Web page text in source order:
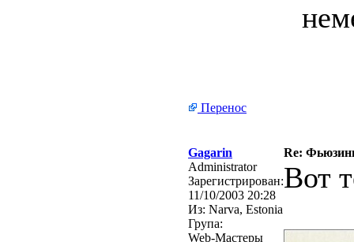
Перенос
Gagarin
Re:
Administrator
Зарегистрирован:
11/10/2003 20:28
Из: Narva, Estonia
Група:
Web-Мастеры
Вот